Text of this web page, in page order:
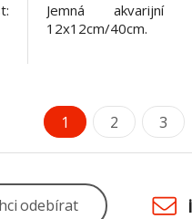
Jemná akvarijní
12x12cm/40cm.
1 2 3
odebírat